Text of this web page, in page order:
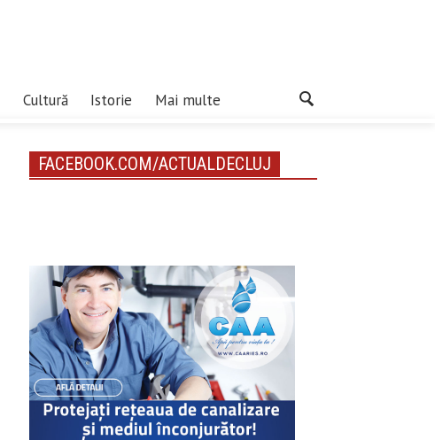
Cultură Istorie Mai multe
FACEBOOK.COM/ACTUALDECLUJ